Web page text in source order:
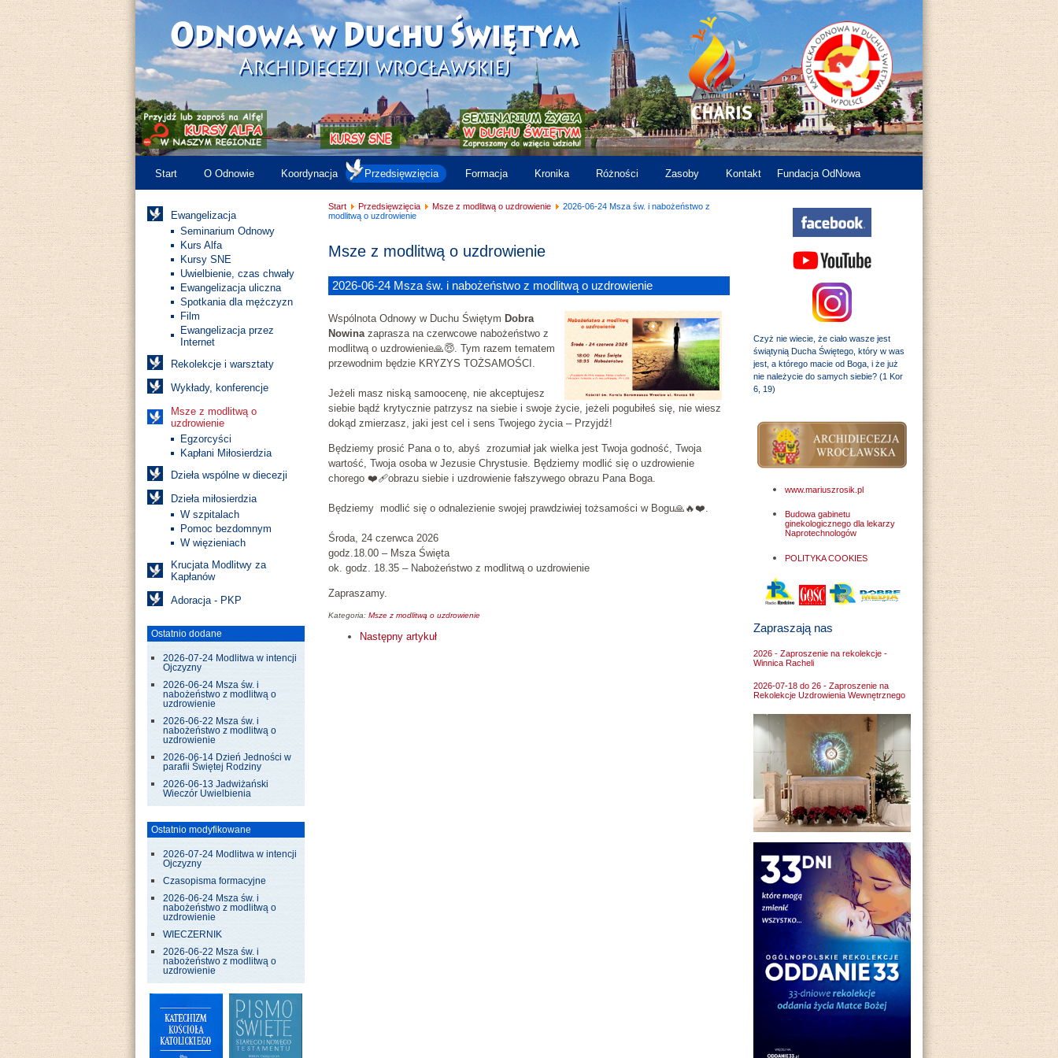
Start O Odnowie Koordynacja Przedsięwzięcia Formacja Kronika Różności Zasoby Kontakt Fundacja OdNowa
Ewangelizacja
Seminarium Odnowy
Kurs Alfa
Kursy SNE
Uwielbienie, czas chwały
Ewangelizacja uliczna
Spotkania dla mężczyzn
Film
Ewangelizacja przez
Internet
Rekolekcje i warsztaty
Wykłady, konferencje
Msze z modlitwą o
uzdrowienie
Egzorcyści
Kapłani Miłosierdzia
Dzieła wspólne w diecezji
Dzieła miłosierdzia
W szpitalach
Pomoc bezdomnym
W więzieniach
Krucjata Modlitwy za
Kapłanów
Adoracja - PKP
Ostatnio dodane
2026-07-24 Modlitwa w intencji
Ojczyzny
2026-06-24 Msza św. i
nabożeństwo z modlitwą o
uzdrowienie
2026-06-22 Msza św. i
nabożeństwo z modlitwą o
uzdrowienie
2026-06-14 Dzień Jedności w
parafii Świętej Rodziny
2026-06-13 Jadwiżański
Wieczór Uwielbienia
Ostatnio modyfikowane
2026-07-24 Modlitwa w intencji
Ojczyzny
Czasopisma formacyjne
2026-06-24 Msza św. i
nabożeństwo z modlitwą o
uzdrowienie
WIECZERNIK
2026-06-22 Msza św. i
nabożeństwo z modlitwą o
uzdrowienie
Czyż nie wiecie, że ciało wasze jest
świątynią Ducha Świętego, który w was
jest, a którego macie od Boga, i że już
nie należycie do samych siebie? (1 Kor
6, 19)
www.mariuszrosik.pl
Budowa gabinetu
ginekologicznego dla lekarzy
Naprotechnologów
POLITYKA COOKIES
Zapraszają nas
2026 - Zaproszenie na rekolekcje -
Winnica Racheli
2026-07-18 do 26 - Zaproszenie na
Rekolekcje Uzdrowienia Wewnętrznego
Start Przedsięwzięcia Msze z modlitwą o uzdrowienie
2026-06-24 Msza św. i nabożeństwo z
modlitwą o uzdrowienie
Msze z modlitwą o uzdrowienie
2026-06-24 Msza św. i nabożeństwo z modlitwą o uzdrowienie
Wspólnota Odnowy w Duchu Świętym Dobra
Nowinazaprasza na czerwcowe nabożeństwo z
modlitwą o uzdrowienie🙏😇. Tym razem tematem
przewodnim będzie KRYZYS TOŻSAMOŚCI.
Jeżeli masz niską samoocenę, nie akceptujesz
siebie bądź krytycznie patrzysz na siebie i swoje życie, jeżeli pogubiłeś się, nie wiesz
dokąd zmierzasz, jaki jest cel i sens Twojego życia – Przyjdź!
Będziemy prosić Pana o to, abyś zrozumiał jak wielka jest Twoja godność, Twoja
wartość, Twoja osoba w Jezusie Chrystusie. Będziemy modlić się o uzdrowienie
chorego ❤️‍🩹obrazu siebie i uzdrowienie fałszywego obrazu Pana Boga.
Będziemy modlić się o odnalezienie swojej prawdziwiej tożsamości w Bogu🙏🔥❤️.
Środa, 24 czerwca 2026
godz.18.00 – Msza Święta
ok. godz. 18.35 – Nabożeństwo z modlitwą o uzdrowienie
Zapraszamy.
Kategoria: Msze z modlitwą o uzdrowienie
Następny artykuł